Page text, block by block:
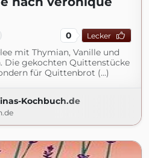
0 Lecker
mit Thymian, Vanille und
Die gekochten Quittenstücke
für Quittenbrot (...)
Kochbuch.de